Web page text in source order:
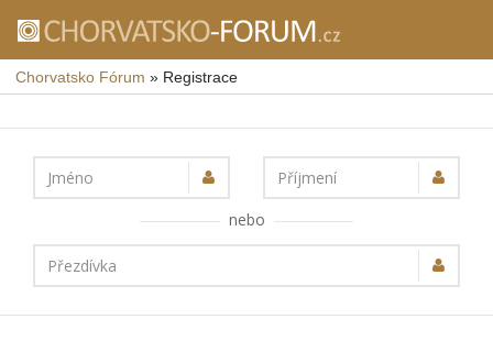
Chorvatsko Fórum » Registrace
Jméno
Příjmení
nebo
Přezdívka